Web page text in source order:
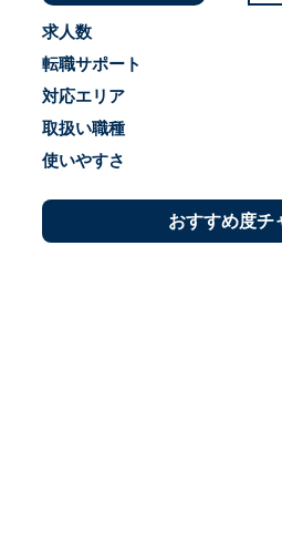
求人数
転職サポート
対応エリア
取扱い職種
使いやすさ
おすすめ度チ